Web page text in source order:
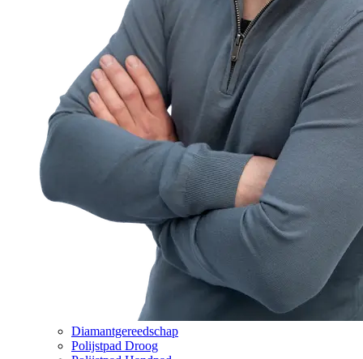
Diamantgereedschap
Polijstpad Droog